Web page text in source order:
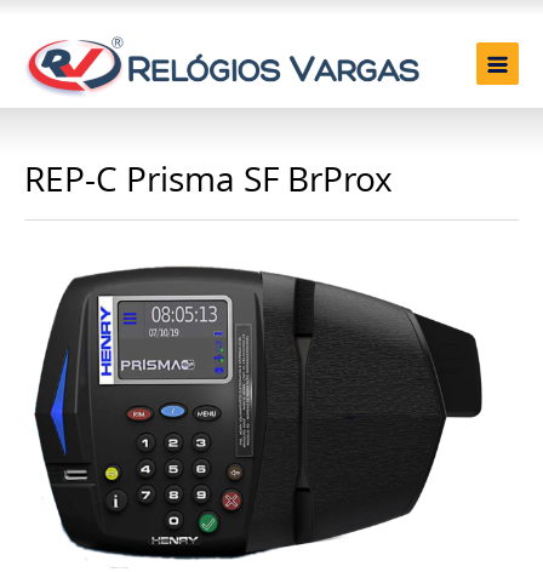
REP-C Prisma SF BrProx